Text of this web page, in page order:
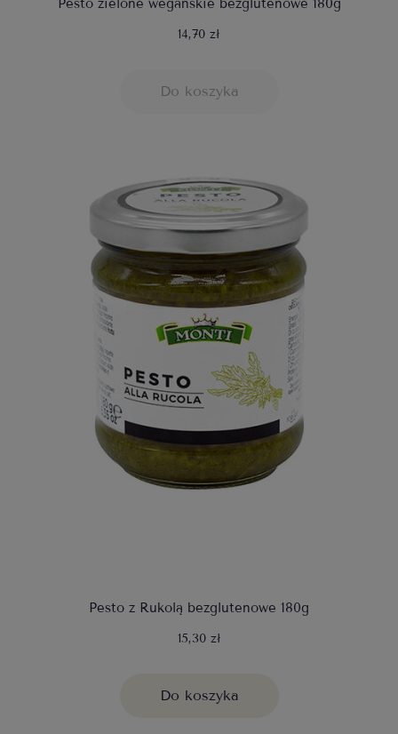
Pesto zielone wegańskie bezglutenowe 180g
14,70 zł
Do koszyka
Pesto z Rukolą bezglutenowe 180g
15,30 zł
Do koszyka